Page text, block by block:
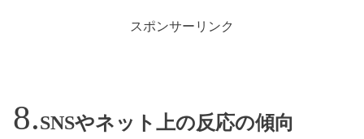
スポンサーリンク
SNSやネット上の反応の傾向